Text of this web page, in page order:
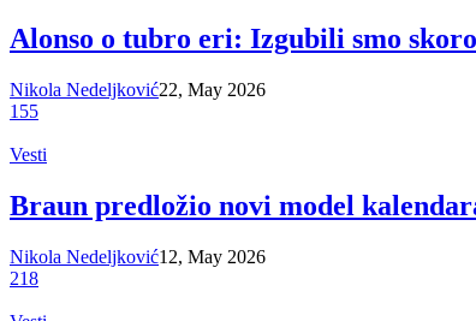
Alonso o tubro eri: Izgubili smo
Nikola Nedeljković22, May 2026
155
Vesti
Braun predložio novi model
Nikola Nedeljković12, May 2026
218